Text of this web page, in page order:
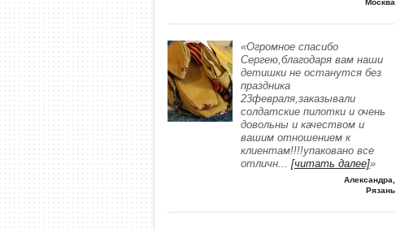
Москва
«Огромное спасибо
Сергею,благодаря вам наши
детишки не останутся без
праздника
23февраля,заказывали
солдатские пилотки и очень
довольны и качеством и
вашим отношением к
клиентам!!!!упаковано все
отличн... [читать далее]»
Александра
Рязань